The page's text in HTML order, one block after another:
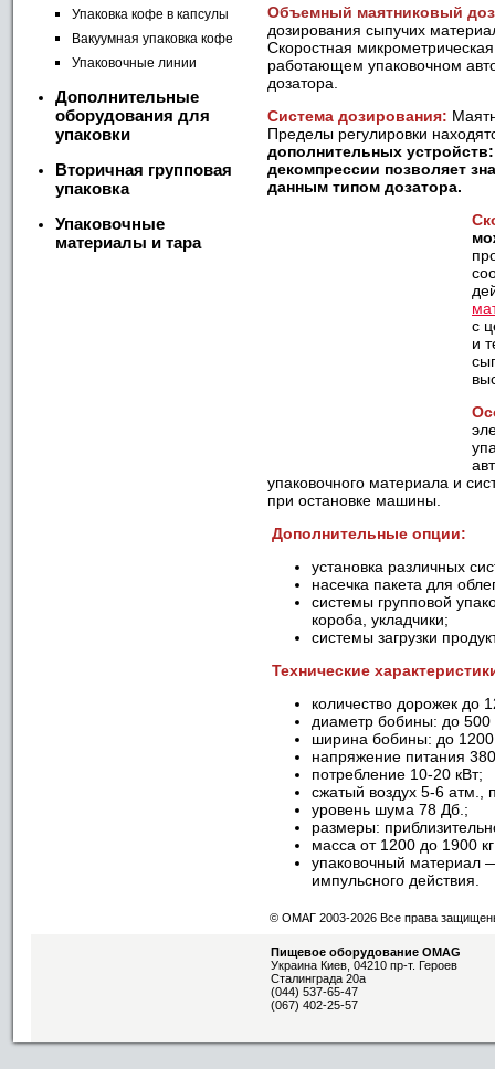
Объемный маятниковый
дозирования сыпучих
Скоростная
работающем упаковочном
дозатора.
Система дозирования:
Пределы регулировки
дополнительных
декомпрессии позволяет
данным типом дозатора.
с
и
упаковочного материала и
при остановке машины.
Дополнительные опции:
установка различных
насечка пакета для
системы групповой
короба, укладчики;
системы загрузки
Технические
количество дорожек до
диаметр бобины: до
ширина бобины: до
напряжение питания
потребление 10-20 кВт;
сжатый воздух 5-6 атм.,
уровень шума 78 Дб.;
размеры:
масса от 1200 до 1900
упаковочный материал
импульсного действия.
Упаковка кофе в капсулы
Вакуумная упаковка кофе
Упаковочные линии
Дополнительные
оборудования для
упаковки
Вторичная групповая
упаковка
Упаковочные
материалы и тара
© ОМАГ 2003-2026 Все права
Пищевое оборудование OMAG
Украина Киев, 04210 пр-т. Героев
Сталинграда 20а
(044) 537-65-47
(067) 402-25-57